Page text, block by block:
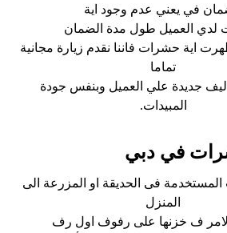
في يعني عدم وجود اية
لدي العميل طول مدة الضمان
اية حشرات فاننا نقدم زيارة مجانية
تماما
جديدة علي العميل وبنفس جودة
المبيدات.
في دبي
المستخدمة فى الحديقة او المزرعة الى
المنزل
الامر ف خزنها على رفوف اول رف